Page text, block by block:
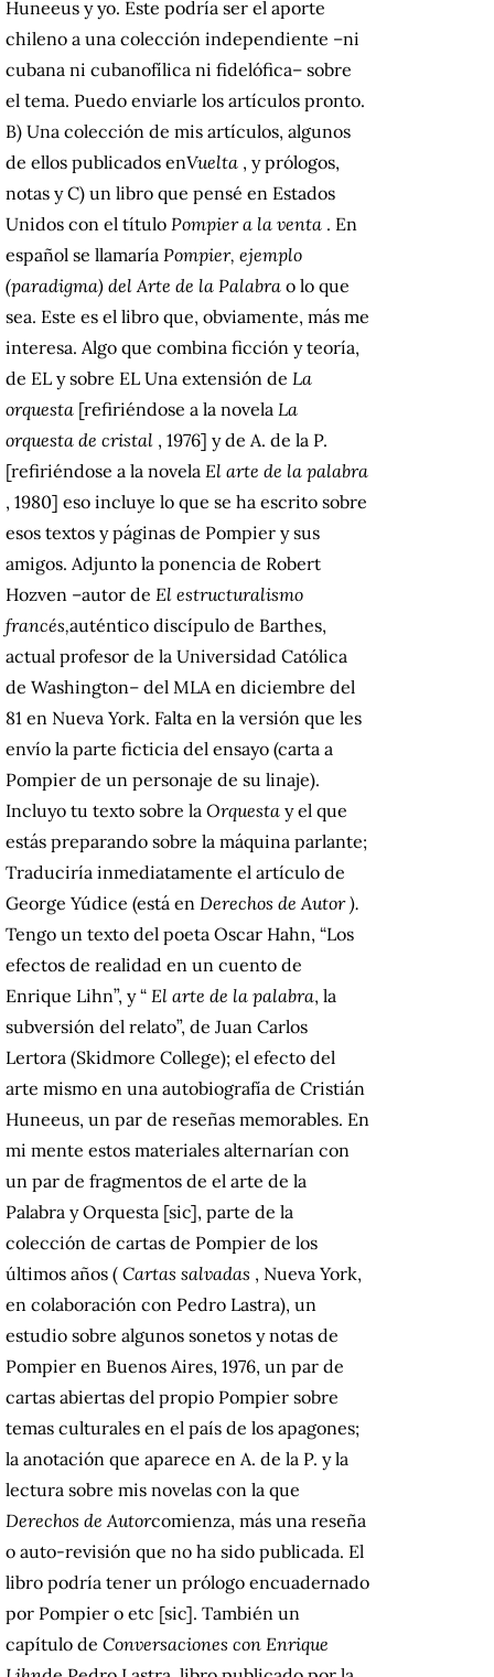
Huneeus y yo. Este podría ser el aporte
chileno a una colección independiente –ni
cubana ni cubanofílica ni fidelófica– sobre
el tema. Puedo enviarle los artículos pronto.
B) Una colección de mis artículos, algunos
de ellos publicados enVuelta , y prólogos,
notas y C) un libro que pensé en Estados
Unidos con el título Pompier a la venta . En
español se llamaría Pompier, ejemplo
(paradigma) del Arte de la Palabra o lo que
sea. Este es el libro que, obviamente, más me
interesa. Algo que combina ficción y teoría,
de EL y sobre EL Una extensión de La
orquesta [refiriéndose a la novela La
orquesta de cristal , 1976] y de A. de la P.
[refiriéndose a la novela El arte de la palabra
, 1980] eso incluye lo que se ha escrito sobre
esos textos y páginas de Pompier y sus
amigos. Adjunto la ponencia de Robert
Hozven –autor de El estructuralismo
francés,auténtico discípulo de Barthes,
actual profesor de la Universidad Católica
de Washington– del MLA en diciembre del
81 en Nueva York. Falta en la versión que les
envío la parte ficticia del ensayo (carta a
Pompier de un personaje de su linaje).
Incluyo tu texto sobre la Orquesta y el que
estás preparando sobre la máquina parlante;
Traduciría inmediatamente el artículo de
George Yúdice (está en Derechos de Autor ).
Tengo un texto del poeta Oscar Hahn, “Los
efectos de realidad en un cuento de
Enrique Lihn”, y “ El arte de la palabra, la
subversión del relato”, de Juan Carlos
Lertora (Skidmore College); el efecto del
arte mismo en una autobiografía de Cristián
Huneeus, un par de reseñas memorables. En
mi mente estos materiales alternarían con
un par de fragmentos de el arte de la
Palabra y Orquesta [sic], parte de la
colección de cartas de Pompier de los
últimos años ( Cartas salvadas , Nueva York,
en colaboración con Pedro Lastra), un
estudio sobre algunos sonetos y notas de
Pompier en Buenos Aires, 1976, un par de
cartas abiertas del propio Pompier sobre
temas culturales en el país de los apagones;
la anotación que aparece en A. de la P. y la
lectura sobre mis novelas con la que
Derechos de Autorcomienza, más una reseña
o auto-revisión que no ha sido publicada. El
libro podría tener un prólogo encuadernado
por Pompier o etc [sic]. También un
capítulo de Conversaciones con Enrique